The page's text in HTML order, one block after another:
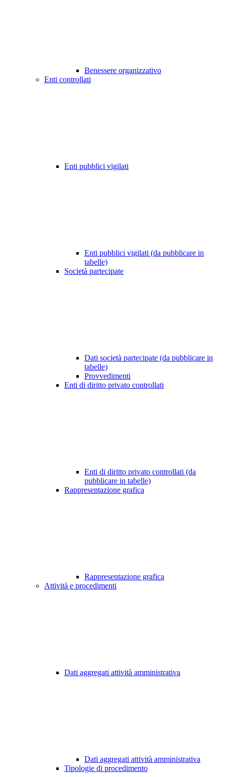
Benessere organizzativo
Enti controllati
Enti pubblici vigilati
Enti pubblici vigilati (da pubblicare in
tabelle)
Società partecipate
Dati società partecipate (da pubblicare in
tabelle)
Provvedimenti
Enti di diritto privato controllati
Enti di diritto privato controllati (da
pubblicare in tabelle)
Rappresentazione grafica
Rappresentazione grafica
Attività e procedimenti
Dati aggregati attività amministrativa
Dati aggregati attività amministrativa
Tipologie di procedimento